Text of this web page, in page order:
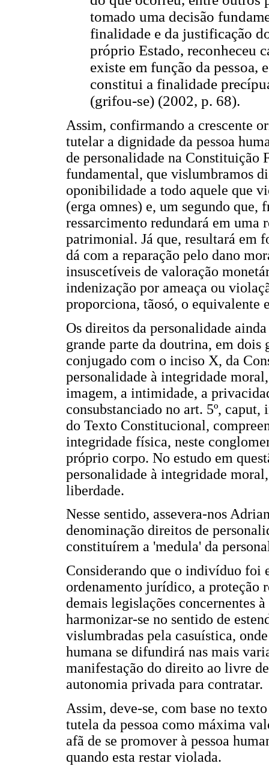
tomado uma decisão
finalidade e da justificação
próprio Estado, reconheceu
existe em função da pessoa,
constitui a finalidade
(grifou-se) (2002, p. 68).
Assim, confirmando a crescente
tutelar a dignidade da pessoa
de personalidade na Constituição
fundamental, que vislumbramos
oponibilidade a todo aquele que
(erga omnes) e, um segundo que,
ressarcimento redundará em uma
patrimonial. Já que, resultará em
dá com a reparação pelo dano
insuscetíveis de valoração
indenização por ameaça ou
proporciona, tãosó, o equivalente
Os direitos da personalidade
grande parte da doutrina, em dois
conjugado com o inciso X, da
personalidade à integridade
imagem, a intimidade, a
consubstanciado no art. 5º,
do Texto Constitucional,
integridade física, neste
próprio corpo. No estudo em
personalidade à integridade
liberdade.
Nesse sentido, assevera-nos
denominação direitos de
constituírem a 'medula' da
Considerando que o indivíduo foi
ordenamento jurídico, a proteção
demais legislações concernentes
harmonizar-se no sentido de
vislumbradas pela casuística,
humana se difundirá nas mais
manifestação do direito ao livre
autonomia privada para contratar.
Assim, deve-se, com base no
tutela da pessoa como máxima
afã de se promover à pessoa
quando esta restar violada.